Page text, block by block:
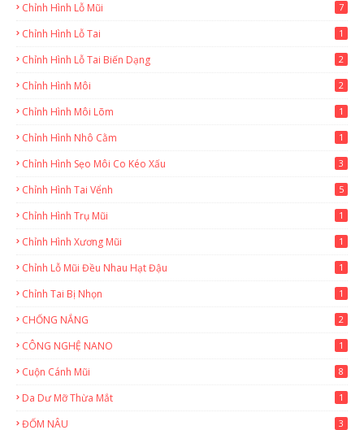
Chỉnh Hình Lỗ Mũi 7
Chỉnh Hình Lỗ Tai 1
Chỉnh Hình Lỗ Tai Biến Dạng 2
Chỉnh Hình Môi 2
Chỉnh Hình Môi Lõm 1
Chỉnh Hình Nhô Cằm 1
Chỉnh Hình Sẹo Môi Co Kéo Xấu 3
Chỉnh Hình Tai Vểnh 5
Chỉnh Hình Trụ Mũi 1
Chỉnh Hình Xương Mũi 1
Chỉnh Lỗ Mũi Đều Nhau Hạt Đậu 1
Chỉnh Tai Bị Nhọn 1
CHỐNG NẮNG 2
CÔNG NGHỆ NANO 1
Cuộn Cánh Mũi 8
Da Dư Mỡ Thừa Mắt 1
ĐỐM NÂU 3